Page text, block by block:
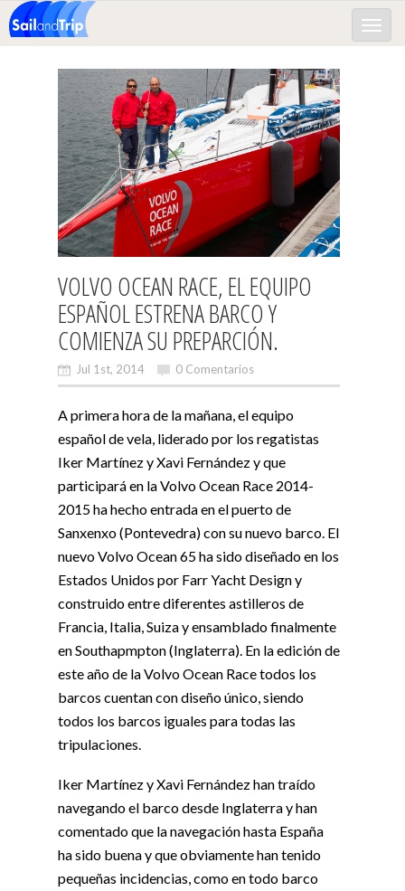
Toggle
VOLVO OCEAN RACE, EL EQUIPO
ESPAÑOL ESTRENA BARCO Y
COMIENZA SU PREPARCIÓN.
Jul 1st, 2014 0 Comentarios
A primera hora de la mañana, el equipo
español de vela, liderado por los regatistas
Iker Martínez y Xavi Fernández y que
participará en la Volvo Ocean Race 2014-
2015 ha hecho entrada en el puerto de
Sanxenxo (Pontevedra) con su nuevo barco. El
nuevo Volvo Ocean 65 ha sido diseñado en los
Estados Unidos por Farr Yacht Design y
construido entre diferentes astilleros de
Francia, Italia, Suiza y ensamblado finalmente
en Southapmpton (Inglaterra). En la edición de
este año de la Volvo Ocean Race todos los
barcos cuentan con diseño único, siendo
todos los barcos iguales para todas las
tripulaciones.
Iker Martínez y Xavi Fernández han traído
navegando el barco desde Inglaterra y han
comentado que la navegación hasta España
ha sido buena y que obviamente han tenido
pequeñas incidencias, como en todo barco